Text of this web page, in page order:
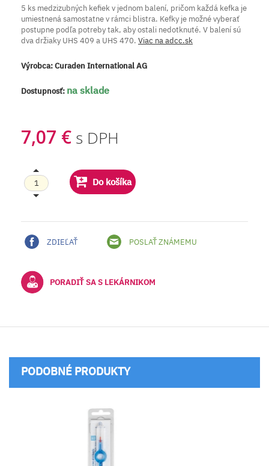
5 ks medzizubných kefiek v jednom balení, pričom každá kefka je
umiestnená samostatne v rámci blistra. Kefky je možné vyberať
postupne podľa potreby tak, aby ostali nedotknuté. V balení sú
dva držiaky UHS 409 a UHS 470. Viac na adcc.sk
Výrobca:Curaden International AG
Dostupnosť: na sklade
7,07 € s DPH
Do košíka
ZDIEĽAŤ POSLAŤ ZNÁMEMU
PORADIŤ SA S LEKÁRNIKOM
PODOBNÉ PRODUKTY